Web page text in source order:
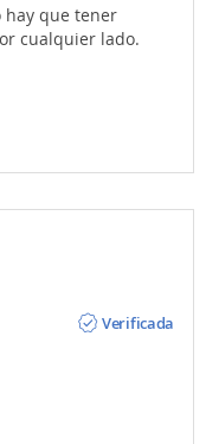
hay que tener
cualquier lado.
Verificada